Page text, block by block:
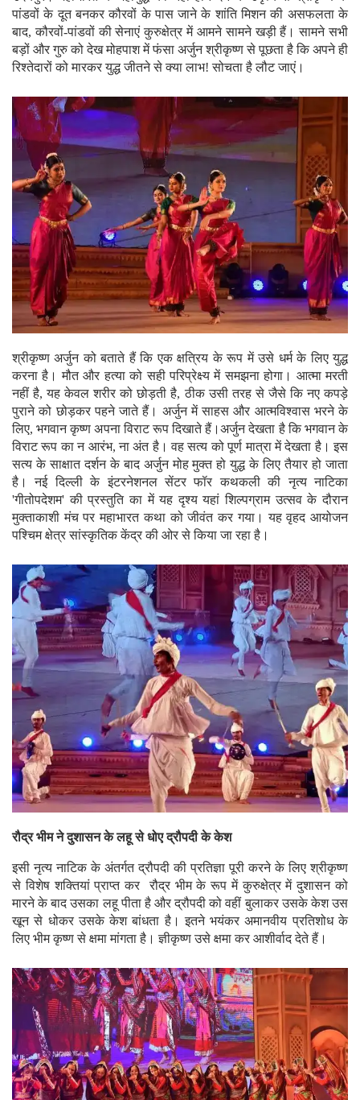
पांडवों के दूत बनकर कौरवों के पास जाने के शांति मिशन की असफलता के
बाद, कौरवों-पांडवों की सेनाएं कुरुक्षेत्र में आमने सामने खड़ी हैं। सामने सभी
बड़ों और गुरु को देख मोहपाश में फंसा अर्जुन श्रीकृष्ण से पूछता है कि अपने ही
रिश्तेदारों को मारकर युद्ध जीतने से क्या लाभ! सोचता है लौट जाएं।
श्रीकृष्ण अर्जुन को बताते हैं कि एक क्षत्रिय के रूप में उसे धर्म के लिए युद्ध
करना है। मौत और हत्या को सही परिप्रेक्ष्य में समझना होगा। आत्मा मरती
नहीं है, यह केवल शरीर को छोड़ती है, ठीक उसी तरह से जैसे कि नए कपड़े
पुराने को छोड़कर पहने जाते हैं। अर्जुन में साहस और आत्मविश्वास भरने के
लिए, भगवान कृष्ण अपना विराट रूप दिखाते हैं।अर्जुन देखता है कि भगवान के
विराट रूप का न आरंभ, ना अंत है। वह सत्य को पूर्ण मात्रा में देखता है। इस
सत्य के साक्षात दर्शन के बाद अर्जुन मोह मुक्त हो युद्ध के लिए तैयार हो जाता
है। नई दिल्ली के इंटरनेशनल सेंटर फॉर कथकली की नृत्य नाटिका
'गीतोपदेशम' की प्रस्तुति का में यह दृश्य यहां शिल्पग्राम उत्सव के दौरान
मुक्ताकाशी मंच पर महाभारत कथा को जीवंत कर गया। यह वृहद आयोजन
पश्चिम क्षेत्र सांस्कृतिक केंद्र की ओर से किया जा रहा है।
रौद्र भीम ने दुशासन के लहू से धोए द्रौपदी के केश
इसी नृत्य नाटिक के अंतर्गत द्रौपदी की प्रतिज्ञा पूरी करने के लिए श्रीकृष्ण
से विशेष शक्तियां प्राप्त कर रौद्र भीम के रूप में कुरुक्षेत्र में दुशासन को
मारने के बाद उसका लहू पीता है और द्रौपदी को वहीं बुलाकर उसके केश उस
खून से धोकर उसके केश बांधता है। इतने भयंकर अमानवीय प्रतिशोध के
लिए भीम कृष्ण से क्षमा मांगता है। ज्ञीकृष्ण उसे क्षमा कर आशीर्वाद देते हैं।